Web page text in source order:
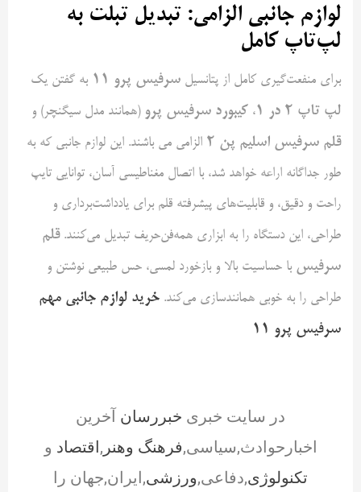
لوازم جانبی الزامی: تبدیل تبلت به
لپ‌تاپ کامل
برای منفعت‌گیری کامل از پتانسیل سرفیس پرو ۱۱ به گفتن یک
لپ تاپ ۲ در ۱، کیبورد سرفیس پرو (همانند مدل سیگنچر) و
قلم سرفیس اسلیم پن ۲ الزامی می باشند. این لوازم جانبی که به
طور جداگانه اراعه خواهد شد، با اتصال مغناطیسی آسان، توانایی تایپ
راحت و دقیق، و قابلیت‌های پیشرفته قلم برای یادداشت‌برداری و
طراحی، این دستگاه را به ابزاری همه‌فن‌حریف تبدیل می‌کنند.قلم
سرفیس با حساسیت بالا و بازخورد لمسی، حس طبیعی نوشتن و
طراحی را به خوبی همانند‌سازی می‌کند. خرید لوازم جانبی مهم
سرفیس پرو ۱۱
در سایت خبری خبررسان آخرین
اخبارحوادث,سیاسی,فرهنگ وهنر ,اقتصاد و
تکنولوژی,دفاعی,ورزشی,ایران,جهان را